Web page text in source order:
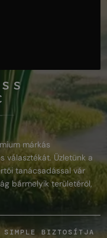
márkás
választékát. Üzletünk a
tanácsadással vár
bármelyik területéről,
SIMPLE BIZTOSÍTJA